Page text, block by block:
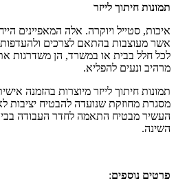
תמונות חיתוך לייזר
איכות, סטייל ויוקרה. אלה המאפיינים
אשר מעוצבות בהתאם לצרכים
לכל חלל בבית או במשרד, הן משדרגות
מרהיב ונעים להפליא.
תמונות חיתוך לייזר מיוצרות בהזמנה
מסגרת מחוזקת שנועדה להבטיח יציבות
העשיר מבטיח התאמה לחדר העבודה
השינה.
פרטים נוספים: